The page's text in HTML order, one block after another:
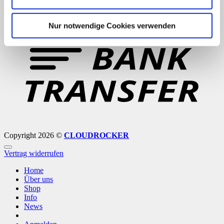
Nur notwendige Cookies verwenden
Copyright 2026 © CLOUDROCKER
Vertrag widerrufen
Home
Über uns
Shop
Info
News